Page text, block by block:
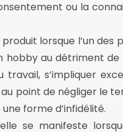
ou la
lorsque l’un des
hobby au détriment de
s’impliquer
point de négliger le
forme d’infidélité.
se manifeste